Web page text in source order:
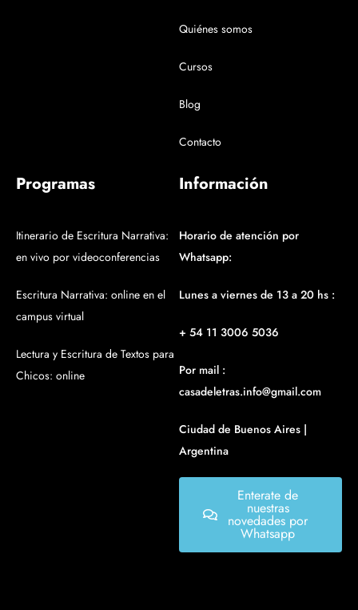
Quiénes somos
Cursos
Blog
Contacto
Programas
Itinerario de Escritura Narrativa:
en vivo por videoconferencias
Escritura Narrativa: online en el
campus virtual
Lectura y Escritura de Textos para
Chicos: online
Información
Horario de atención por
Whatsapp:
Lunes a viernes de 13 a 20 hs :
+ 54 11 3006 5036
Por mail :
casadeletras.info@gmail.com
Ciudad de Buenos Aires |
Argentina
Enterate de
nuestras
novedades por
Whatsapp